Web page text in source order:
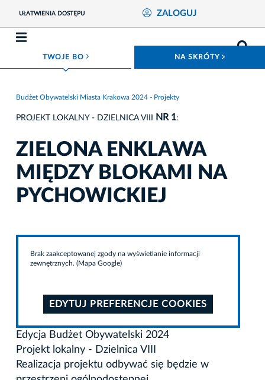
UŁATWIENIA DOSTĘPU ZALOGUJ
TWOJE BO ROZWIŃ MENU NA SKRÓTY
Budżet Obywatelski Miasta Krakowa 2024 - Projekty
PROJEKT LOKALNY - DZIELNICA VIII NR 1:
ZIELONA ENKLAWA
MIĘDZY BLOKAMI NA
PYCHOWICKIEJ
Brak zaakceptowanej zgody na wyświetlanie informacji
zewnętrznych. (Mapa Google)
EDYTUJ PREFERENCJE COOKIES
Edycja Budżet Obywatelski 2024
Projekt lokalny - Dzielnica VIII
Realizacja projektu odbywać się będzie w